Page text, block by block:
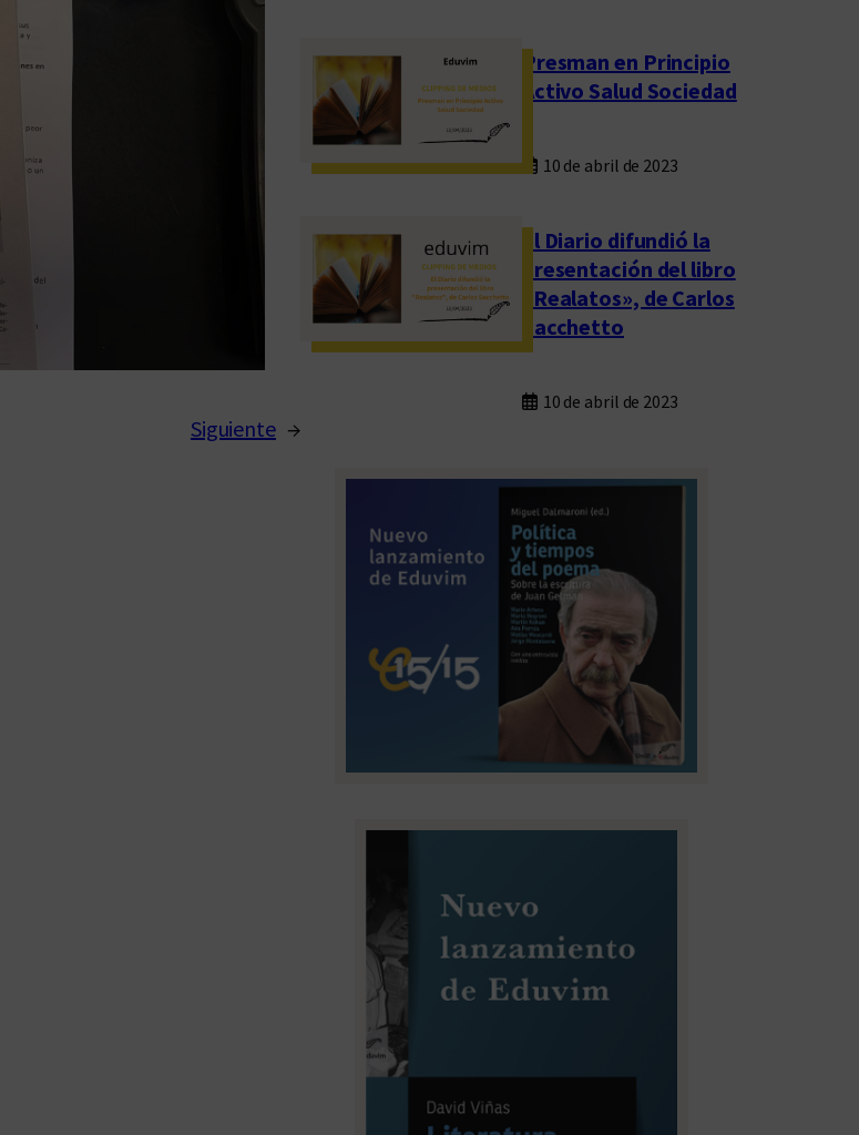
Siguiente →
Presman en Principio
Activo Salud Sociedad
10 de abril de 2023
El Diario difundió la
presentación del libro
«Realatos», de Carlos
Sacchetto
10 de abril de 2023